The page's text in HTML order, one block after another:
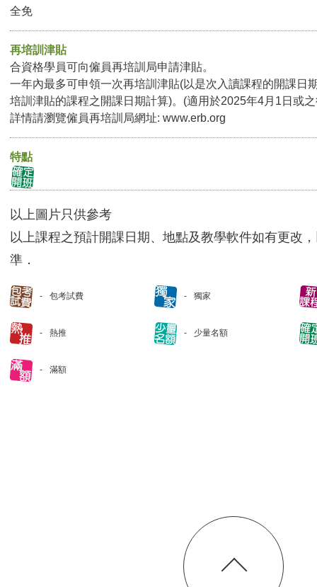
全免
再培訓津貼
合資格學員可向僱員再培訓局申請津貼。
一年內最多可申領一次再培訓津貼(以是次入讀課程的開課日
培訓津貼的課程之開課日期計算)。(適用於2025年4月1日或
詳情請瀏覽僱員再培訓局網址: www.erb.org
特點
以上圖片只供參考
以上課程之預計開課日期、地點及教學軟件如有更改
準．
包考試費 獨家
熱推 少量名額
滿額